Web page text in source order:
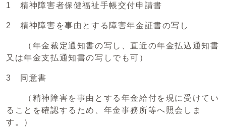
1 精神障害者保健福祉手帳交付申請書
2 精神障害を事由とする障害年金証書の写し
（年金裁定通知書の写し、直近の年金払込通知書
又は年金支払通知書の写しでも可）
3 同意書
（精神障害を事由とする年金給付を現に受けてい
ることを確認するため、年金事務所等へ照会しま
す。）